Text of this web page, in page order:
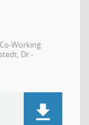
Working
Dr.-